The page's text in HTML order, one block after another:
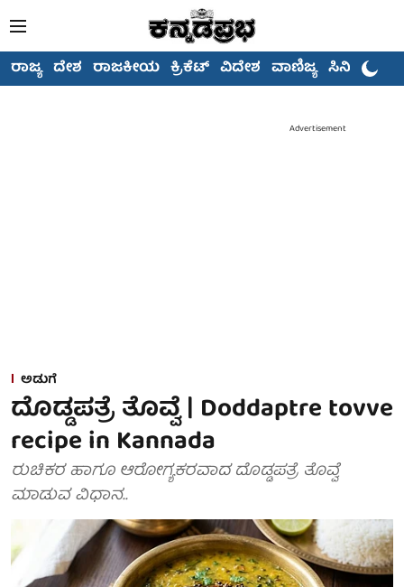
ರಾಜ್ಯ ದೇಶ ರಾಜಕೀಯ ಕ್ರಿಕೆಟ್ ವಿದೇಶ ವಾಣಿಜ್ಯ ಸಿನಿಮಾ
Advertisement
ಅಡುಗೆ
ದೊಡ್ಡಪತ್ರೆ ತೊವ್ವೆ | Doddaptre tovve
recipe in Kannada
ರುಚಿಕರ ಹಾಗೂ ಆರೋಗ್ಯಕರವಾದ ದೊಡ್ಡಪತ್ರೆ ತೊವ್ವೆ
ಮಾಡುವ ವಿಧಾನ..